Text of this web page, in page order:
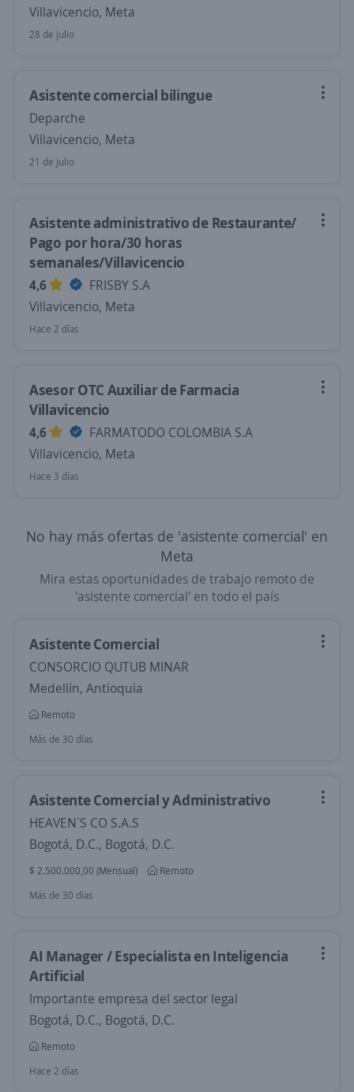
Villavicencio, Meta
28 de julio
Asistente comercial bilingue
Deparche
Villavicencio, Meta
21 de julio
Asistente administrativo de Restaurante/
Pago por hora/30 horas
semanales/Villavicencio
4,6
FRISBY S.A
Villavicencio, Meta
Hace 2 días
Asesor OTC Auxiliar de Farmacia
Villavicencio
4,6
FARMATODO COLOMBIA S.A
Villavicencio, Meta
Hace 3 días
No hay más ofertas de 'asistente comercial' en
Meta
Mira estas oportunidades de trabajo remoto de
'asistente comercial' en todo el país
Asistente Comercial
CONSORCIO QUTUB MINAR
Medellín, Antioquia
Remoto
Más de 30 días
Asistente Comercial y Administrativo
HEAVEN`S CO S.A.S
Bogotá, D.C., Bogotá, D.C.
$ 2.500.000,00 (Mensual)
Remoto
Más de 30 días
AI Manager / Especialista en Inteligencia
Artificial
Importante empresa del sector legal
Bogotá, D.C., Bogotá, D.C.
Remoto
Hace 2 días